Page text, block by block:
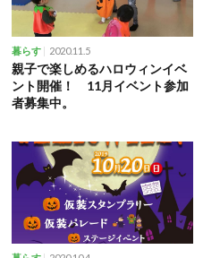
暮らす 2020.11.5
親子で楽しめるハロウィンイベ
ント開催！ 11月イベント参加
者募集中。